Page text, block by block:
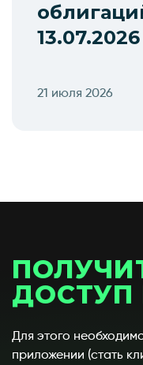
21 июля 2026
ДОСТУП
Для этого
приложении (стать